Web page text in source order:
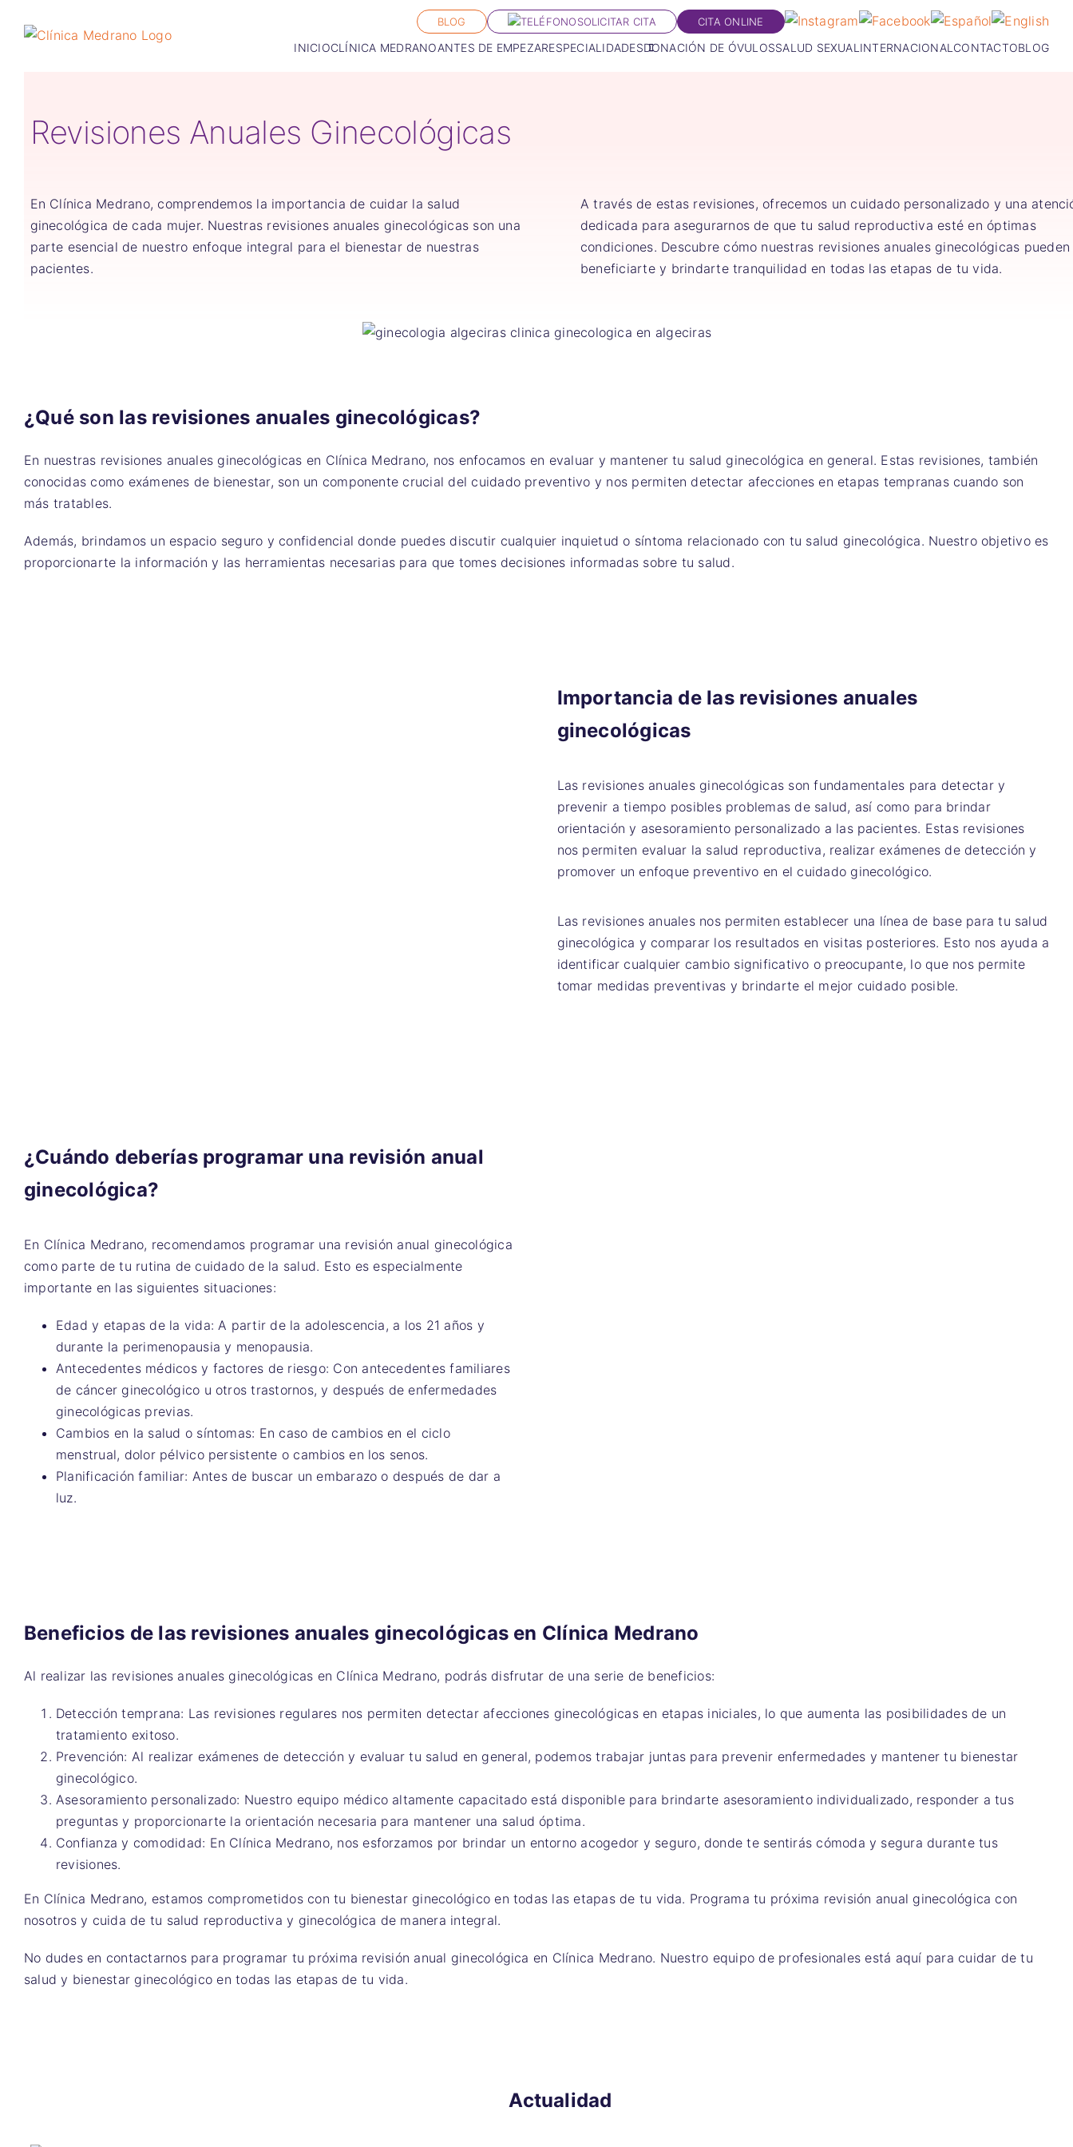
BLOG SOLICITAR CITA CITA ONLINE
INICIOCLÍNICA MEDRANOANTES DE EMPEZARESPECIALIDADESDONACIÓN DE ÓVULOSSALUD SEXUAL INTERNACIONAL CONTACTOBLOG
Revisiones Anuales Ginecológicas
En Clínica Medrano, comprendemos la importancia de cuidar la salud
ginecológica de cada mujer. Nuestras revisiones anuales ginecológicas son una
parte esencial de nuestro enfoque integral para el bienestar de nuestras
pacientes.
A través de estas revisiones, ofrecemos un cuidado personalizado y una
dedicada para asegurarnos de que tu salud reproductiva esté en óptimas
condiciones. Descubre cómo nuestras revisiones anuales ginecológicas pueden
beneficiarte y brindarte tranquilidad en todas las etapas de tu vida.
¿Qué son las revisiones anuales ginecológicas?
En nuestras revisiones anuales ginecológicas en Clínica Medrano, nos enfocamos en evaluar y mantener tu salud ginecológica en general. Estas revisiones, también
conocidas como exámenes de bienestar, son un componente crucial del cuidado preventivo y nos permiten detectar afecciones en etapas tempranas cuando son
más tratables.
Además, brindamos un espacio seguro y confidencial donde puedes discutir cualquier inquietud o síntoma relacionado con tu salud ginecológica. Nuestro objetivo es
proporcionarte la información y las herramientas necesarias para que tomes decisiones informadas sobre tu salud.
Importancia de las revisiones anuales
ginecológicas
Las revisiones anuales ginecológicas son fundamentales para detectar y
prevenir a tiempo posibles problemas de salud, así como para brindar
orientación y asesoramiento personalizado a las pacientes. Estas revisiones
nos permiten evaluar la salud reproductiva, realizar exámenes de detección y
promover un enfoque preventivo en el cuidado ginecológico.
Las revisiones anuales nos permiten establecer una línea de base para tu salud
ginecológica y comparar los resultados en visitas posteriores. Esto nos ayuda a
identificar cualquier cambio significativo o preocupante, lo que nos permite
tomar medidas preventivas y brindarte el mejor cuidado posible.
¿Cuándo deberías programar una revisión anual
ginecológica?
En Clínica Medrano, recomendamos programar una revisión anual ginecológica
como parte de tu rutina de cuidado de la salud. Esto es especialmente
importante en las siguientes situaciones:
Edad y etapas de la vida: A partir de la adolescencia, a los 21 años y
durante la perimenopausia y menopausia.
Antecedentes médicos y factores de riesgo: Con antecedentes familiares
de cáncer ginecológico u otros trastornos, y después de enfermedades
ginecológicas previas.
Cambios en la salud o síntomas: En caso de cambios en el ciclo
menstrual, dolor pélvico persistente o cambios en los senos.
Planificación familiar: Antes de buscar un embarazo o después de dar a
luz.
Beneficios de las revisiones anuales ginecológicas en Clínica Medrano
Al realizar las revisiones anuales ginecológicas en Clínica Medrano, podrás disfrutar de una serie de beneficios:
Detección temprana: Las revisiones regulares nos permiten detectar afecciones ginecológicas en etapas iniciales, lo que aumenta las posibilidades de un
tratamiento exitoso.
Prevención: Al realizar exámenes de detección y evaluar tu salud en general, podemos trabajar juntas para prevenir enfermedades y mantener tu bienestar
ginecológico.
Asesoramiento personalizado: Nuestro equipo médico altamente capacitado está disponible para brindarte asesoramiento individualizado, responder a tus
preguntas y proporcionarte la orientación necesaria para mantener una salud óptima.
Confianza y comodidad: En Clínica Medrano, nos esforzamos por brindar un entorno acogedor y seguro, donde te sentirás cómoda y segura durante tus
revisiones.
En Clínica Medrano, estamos comprometidos con tu bienestar ginecológico en todas las etapas de tu vida. Programa tu próxima revisión anual ginecológica con
nosotros y cuida de tu salud reproductiva y ginecológica de manera integral.
No dudes en contactarnos para programar tu próxima revisión anual ginecológica en Clínica Medrano. Nuestro equipo de profesionales está aquí para cuidar de tu
salud y bienestar ginecológico en todas las etapas de tu vida.
Actualidad